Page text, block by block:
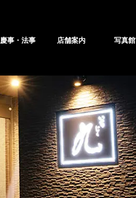
慶事・法事 店舗案内 写真館